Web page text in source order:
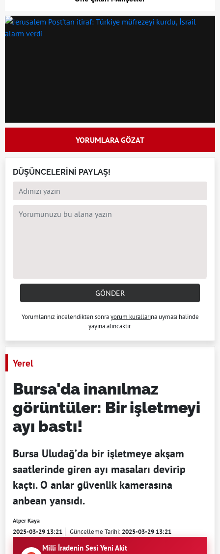
YORUMLARA GÖZAT
DÜŞÜNCELERİNİ PAYLAŞ!
GÖNDER
Yorumlarınız incelendikten sonrayorum kurallarına uyması halinde
yayına alıncaktır.
Yerel
Bursa'da inanılmaz
görüntüler: Bir işletmeyi
ayı bastı!
Bursa Uludağ’da bir işletmeye akşam
saatlerinde giren ayı masaları devirip
kaçtı. O anlar güvenlik kamerasına
anbean yansıdı.
Alper Kaya
2025-03-29 13:21 Güncelleme Tarihi:2025-03-29 13:21
Milli İradenin Sesi Yeni Akit